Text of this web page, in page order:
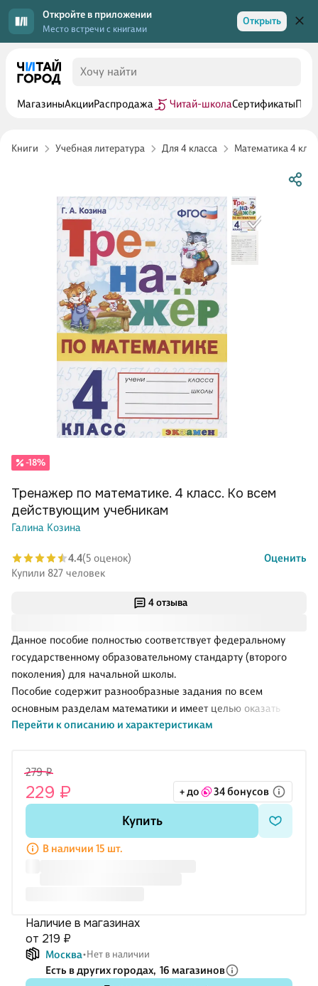
Откройте в приложении
Место встречи с книгами
Открыть
МагазиныАкцииРаспродажа Читай-школаСертификаты
Книги Учебная литература Для 4 класса Математика 4
4 отзыва
Данное пособие полностью соответствует федеральному
государственному образовательному стандарту (второго
поколения) для начальной школы.
Пособие содержит разнообразные задания по всем
основным разделам математики и имеет целью оказать
взрослым помощь в подборе упражнений для повторения,
способствующих выработке навыков устных и письменных
вычислений, сравнения чисел, измерений и построений,
решения задач, определения времени.
Перейти к описанию и характеристикам
-18%
Тренажер по математике. 4 класс. Ко всем
действующим учебникам
Галина Козина
4.4(5 оценок)
Оценить
Купили 827 человек
279 ₽
229 ₽ + до 34 бонусов
Купить
В наличии 15 шт.
Наличие в магазинах
от 219 ₽
Москва Нет в наличии
Есть в других городах, 16 магазинов